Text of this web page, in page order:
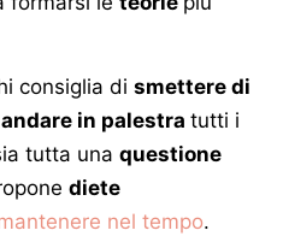
consiglia di smettere di
andare in palestra tutti i
tutta una questione
diete
nel tempo.